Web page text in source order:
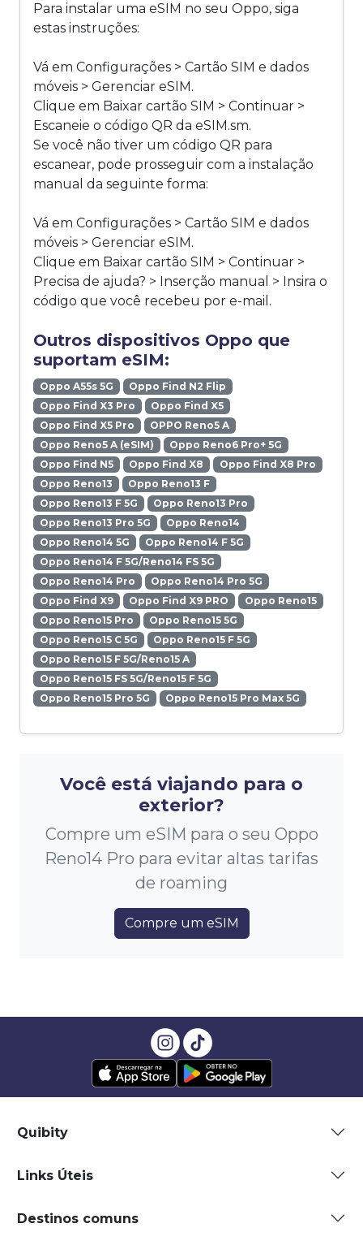
Para instalar uma eSIM no seu Oppo, siga
estas instruções:
Vá em Configurações > Cartão SIM e dados
móveis > Gerenciar eSIM.
Clique em Baixar cartão SIM > Continuar >
Escaneie o código QR da eSIM.sm.
Se você não tiver um código QR para
escanear, pode prosseguir com a instalação
manual da seguinte forma:
Vá em Configurações > Cartão SIM e dados
móveis > Gerenciar eSIM.
Clique em Baixar cartão SIM > Continuar >
Precisa de ajuda? > Inserção manual > Insira o
código que você recebeu por e-mail.
Outros dispositivos Oppo que
suportam eSIM:
Oppo A55s 5G
Oppo Find N2 Flip
Oppo Find X3 Pro
Oppo Find X5
Oppo Find X5 Pro
OPPO Reno5 A
Oppo Reno5 A (eSIM)
Oppo Reno6 Pro+ 5G
Oppo Find N5
Oppo Find X8
Oppo Find X8 Pro
Oppo Reno13
Oppo Reno13 F
Oppo Reno13 F 5G
Oppo Reno13 Pro
Oppo Reno13 Pro 5G
Oppo Reno14
Oppo Reno14 5G
Oppo Reno14 F 5G
Oppo Reno14 F 5G/Reno14 FS 5G
Oppo Reno14 Pro
Oppo Reno14 Pro 5G
Oppo Find X9
Oppo Find X9 PRO
Oppo Reno15
Oppo Reno15 Pro
Oppo Reno15 5G
Oppo Reno15 C 5G
Oppo Reno15 F 5G
Oppo Reno15 F 5G/Reno15 A
Oppo Reno15 FS 5G/Reno15 F 5G
Oppo Reno15 Pro 5G
Oppo Reno15 Pro Max 5G
Você está viajando para o
exterior?
Compre um eSIM para o seu Oppo
Reno14 Pro para evitar altas tarifas
de roaming
Compre um eSIM
Quibity
Links Úteis
Destinos comuns